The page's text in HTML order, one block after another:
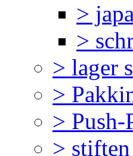
>
>
> lager
>
> Push-
>